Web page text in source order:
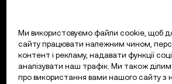
Відкриті ордери Історія ордерів
Ми використовуємо файли cookie, щоб
сайту працювати належним чином,
контент і рекламу, надавати функції
аналізувати наш трафік. Ми також
про використання вами нашого сайту з